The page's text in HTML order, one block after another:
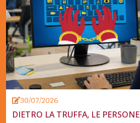
30/07/2026
DIETRO LA TRUFFA, LE PERSONE